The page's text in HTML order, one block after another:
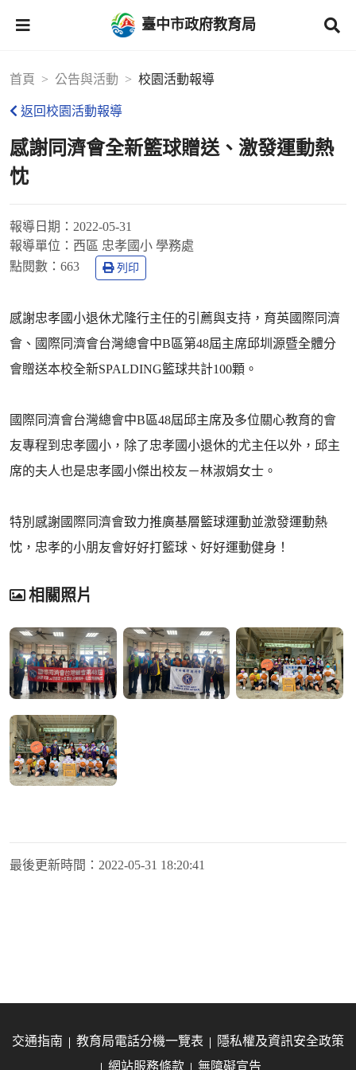
臺中市政府教育局
首頁 公告與活動 校園活動報導
返回校園活動報導
感謝同濟會全新籃球贈送、激發運動熱
忱
報導日期： 2022-05-31
報導單位： 西區 忠孝國小 學務處
點閱數： 663 列印
感謝忠孝國小退休尤隆行主任的引薦與支持，育英國際同濟
會、國際同濟會台灣總會中B區第48屆主席邱圳源暨全體分
會贈送本校全新SPALDING籃球共計100顆。
國際同濟會台灣總會中B區48屆邱主席及多位關心教育的會
友專程到忠孝國小，除了忠孝國小退休的尤主任以外，邱主
席的夫人也是忠孝國小傑出校友－林淑娟女士。
特別感謝國際同濟會致力推廣基層籃球運動並激發運動熱
忱，忠孝的小朋友會好好打籃球、好好運動健身！
相關照片
最後更新時間： 2022-05-31 18:20:41
交通指南 教育局電話分機一覽表
隱私權及資訊安全政策
網站服務條款
無障礙宣告